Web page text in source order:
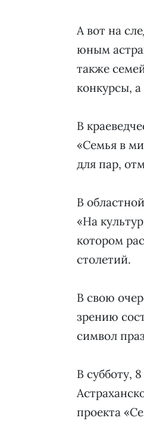
А вот на
юным
также
конкурсы,
В
«Семья в
для пар,
В
«На
котором
столетий.
В свою
зрению
символ
В субботу,
проекта